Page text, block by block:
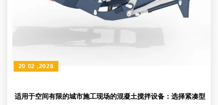
适用于空间有限的城市施工现场的混凝土搅拌设备：选择紧凑型
20 02 ,2026